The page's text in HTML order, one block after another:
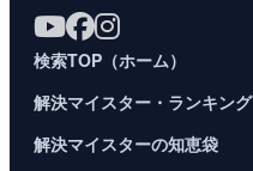
検索TOP（ホーム）
解決マイスター・ランキング
解決マイスターの知恵袋